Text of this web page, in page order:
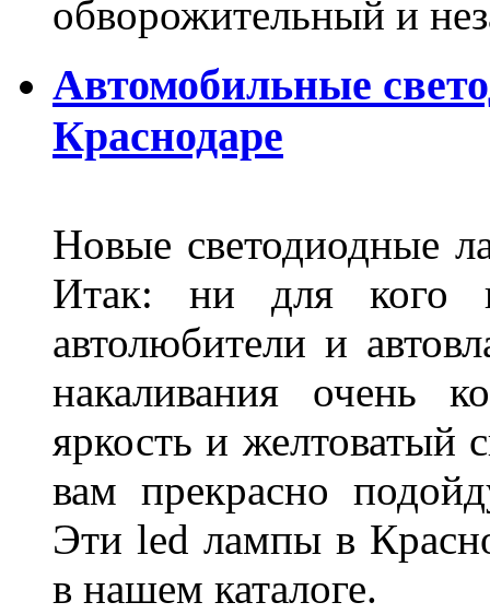
обворожительный и
Автомобильные
Краснодаре
Новые светодиодные
Итак: ни для кого
автолюбители и
накаливания очень
яркость и желтоватый
вам прекрасно
Эти led лампы в
в нашем каталоге.